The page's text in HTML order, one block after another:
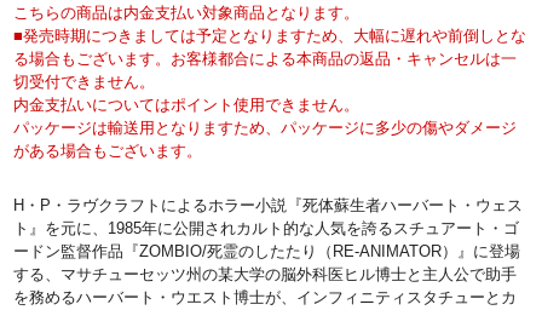
こちらの商品は内金支払い対象商品となります。
■発売時期につきましては予定となりますため、大幅に遅れや前倒しとな
る場合もございます。お客様都合による本商品の返品・キャンセルは一
切受付できません。
内金支払いについてはポイント使用できません。
パッケージは輸送用となりますため、パッケージに多少の傷やダメージ
がある場合もございます。
H・P・ラヴクラフトによるホラー小説『死体蘇生者ハーバート・ウェス
ト』を元に、1985年に公開されカルト的な人気を誇るスチュアート・ゴ
ードン監督作品『ZOMBIO/死霊のしたたり（RE-ANIMATOR）』に登場
する、マサチューセッツ州の某大学の脳外科医ヒル博士と主人公で助手
を務めるハーバート・ウエスト博士が、インフィニティスタチューとカ